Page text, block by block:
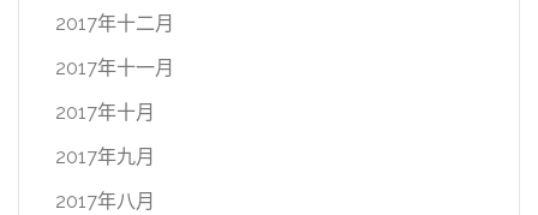
2017年十二月
2017年十一月
2017年十月
2017年九月
2017年八月